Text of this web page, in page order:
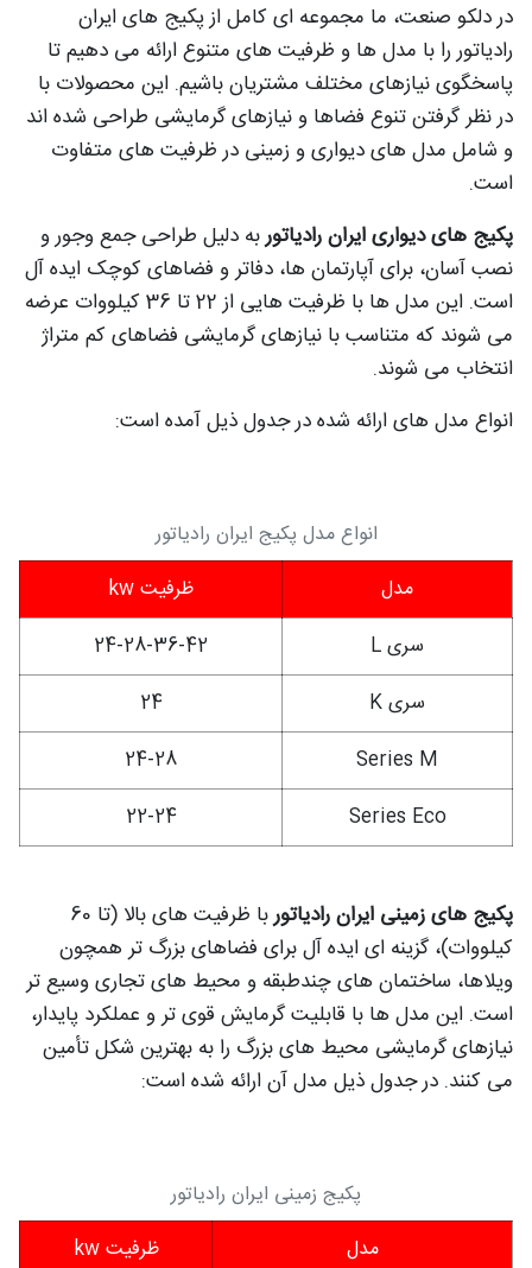
در دلکو صنعت، ما مجموعه ای کامل از پکیج های ایران
رادیاتور را با مدل ها و ظرفیت های متنوع ارائه می دهیم تا
پاسخگوی نیازهای مختلف مشتریان باشیم. این محصولات با
در نظر گرفتن تنوع فضاها و نیازهای گرمایشی طراحی شده اند
و شامل مدل های دیواری و زمینی در ظرفیت های متفاوت
است.
پکیج های دیواری ایران رادیاتوربه دلیل طراحی جمع وجور و
نصب آسان، برای آپارتمان ها، دفاتر و فضاهای کوچک ایده آل
است. این مدل ها با ظرفیت هایی از 22 تا 36 کیلووات عرضه
می شوند که متناسب با نیازهای گرمایشی فضاهای کم متراژ
انتخاب می شوند.
انواع مدل های ارائه شده در جدول ذیل آمده است:
انواع مدل پکیج ایران رادیاتور
مدل
ظرفیت kw
سری L
24-28-36-42
سری K
24
Series M
24-28
Series Eco
22-24
پکیج های زمینی ایران رادیاتور
با ظرفیت های بالا (تا 60
کیلووات)، گزینه ای ایده آل برای فضاهای بزرگ تر همچون
ویلاها، ساختمان های چندطبقه و محیط های تجاری وسیع تر
است. این مدل ها با قابلیت گرمایش قوی تر و عملکرد پایدار،
نیازهای گرمایشی محیط های بزرگ را به بهترین شکل تأمین
می کنند. در جدول ذیل مدل آن ارائه شده است:
پکیج زمینی ایران رادیاتور
مدل
ظرفیت kw